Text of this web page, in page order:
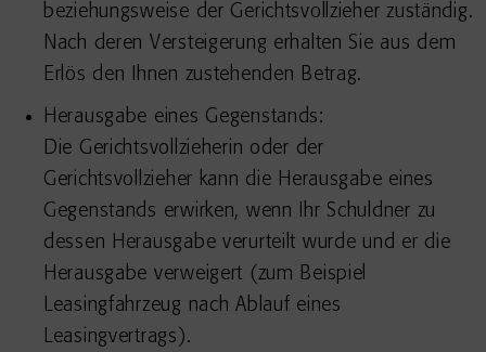
beziehungsweise der Gerichtsvollzieher zuständig.
Nach deren Versteigerung erhalten Sie aus dem
Erlös den Ihnen zustehenden Betrag.
Herausgabe eines Gegenstands:
Die Gerichtsvollzieherin oder der
Gerichtsvollzieher kann die Herausgabe eines
Gegenstands erwirken, wenn Ihr Schuldner zu
dessen Herausgabe verurteilt wurde und er die
Herausgabe verweigert (zum Beispiel
Leasingfahrzeug nach Ablauf eines
Leasingvertrags).